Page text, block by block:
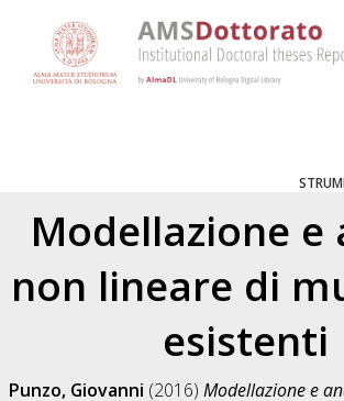
Modellazione e
non lineare di
esistenti
Punzo, Giovanni (2016) Modellazione e